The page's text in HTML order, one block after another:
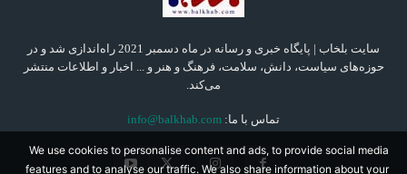
سایت بلخاب | پایگاه خبری و رسانه در ماه دسمبر 2021 راه‌اندازی شد و در
حوزه‌های سیاست، دانش، سلامت، فرهنگ و هنر و ... اخبار و اطلاعات منتشر
می‌کند.
تماس با ما: info@balkhab.com
We use cookies to personalise content and ads, to provide social media
features and to analyse our traffic. We also share information about your